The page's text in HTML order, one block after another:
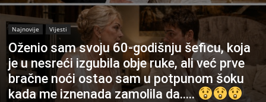
Najnovije Vijesti
Oženio sam svoju 60-godišnju šeficu, koja
je u nesreći izgubila obje ruke, ali već prve
bračne noći ostao sam u potpunom šoku
kada me iznenada zamolila da…..